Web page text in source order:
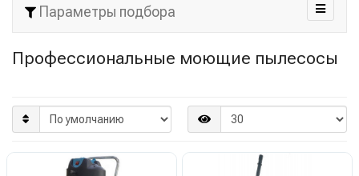
Параметры подбора
Профессиональные моющие пылесосы